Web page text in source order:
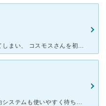
通っていた池上の皮膚科が閉院してしまい、 コスモスさんを初めて受診しました。 ２時間待ちは覚悟していましたが、午後イチで受診して８人待ち。 30分ほどで順番が来ました。 混んでいてもLIN
腕、脚の湿疹で受診しました。予約システムも使いやすく待ち時間の短縮に工夫されている印象です。また、清潔感がありとてもきれいな内装で好感がもてました。待合室も充分なスペースがあり、通院者の数を適切にコン